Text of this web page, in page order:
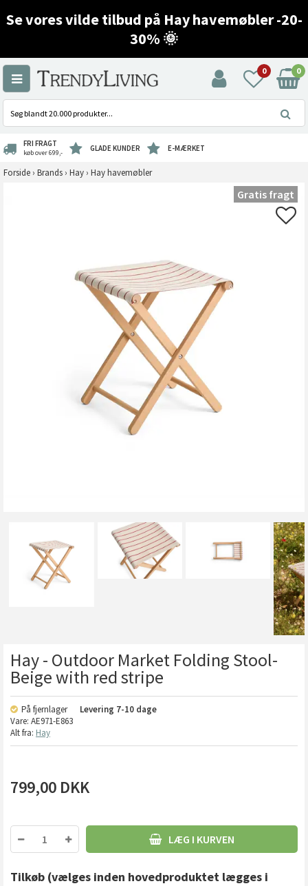
Se vores vilde tilbud på Hay havemøbler -20-
30% 🌞
0 0
FRI FRAGT
køb over 699,- GLADE KUNDER E-MÆRKET
Forside › Brands › Hay › Hay havemøbler
Gratis fragt
Hay - Outdoor Market Folding Stool-
Beige with red stripe
På fjernlager Levering 7-10 dage
Vare: AE971-E863
Alt fra: Hay
799,00 DKK
LÆG I KURVEN
Tilkøb (vælges inden hovedproduktet lægges i